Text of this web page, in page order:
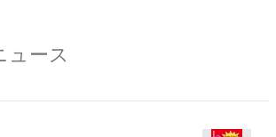
ュース